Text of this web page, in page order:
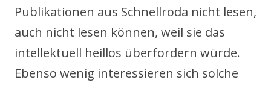
Publikationen aus Schnellroda nicht lesen,
auch nicht lesen können, weil sie das
intellektuell heillos überfordern würde.
Ebenso wenig interessieren sich solche